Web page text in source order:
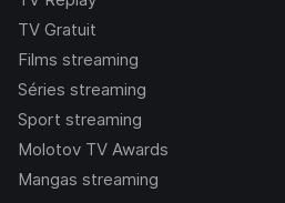
TV Gratuit
Films streaming
Séries streaming
Sport streaming
Molotov TV Awards
Mangas streaming